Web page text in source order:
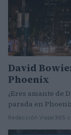
David
Phoenix
¿Eres amante de
parada en
Redacción